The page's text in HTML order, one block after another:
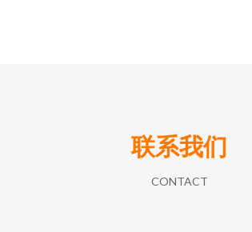
联系我们
CONTACT